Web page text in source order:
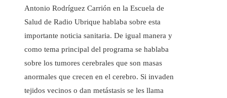
Antonio Rodríguez Carrión en la Escuela de
Salud de Radio Ubrique hablaba sobre esta
importante noticia sanitaria. De igual manera y
como tema principal del programa se hablaba
sobre los tumores cerebrales que son masas
anormales que crecen en el cerebro. Si invaden
tejidos vecinos o dan metástasis se les llama